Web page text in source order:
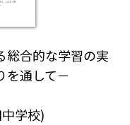
総合的な学習の実
を通して－
学校)